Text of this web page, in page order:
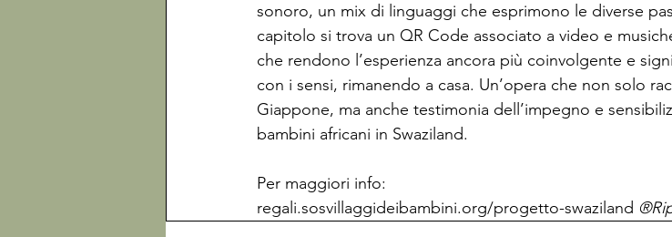
sonoro, un mix di linguaggi che esprimono le diverse
capitolo si trova un QR Code associato a video e
che rendono l’esperienza ancora più coinvolgente e
con i sensi, rimanendo a casa. Un’opera che non solo
Giappone, ma anche testimonia dell’impegno e
bambini africani in Swaziland.
Per maggiori info:
regali.sosvillaggideibambini.org/progetto-swaziland